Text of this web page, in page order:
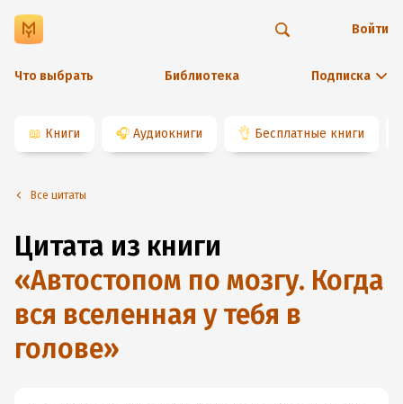
Что выбрать Библиотека Подписка
Войти
📖 Книги 🎧 Аудиокниги 👌 Бесплатные книги
Все цитаты
Цитата из книги
«Автостопом по мозгу. Когда
вся вселенная у тебя в
голове»